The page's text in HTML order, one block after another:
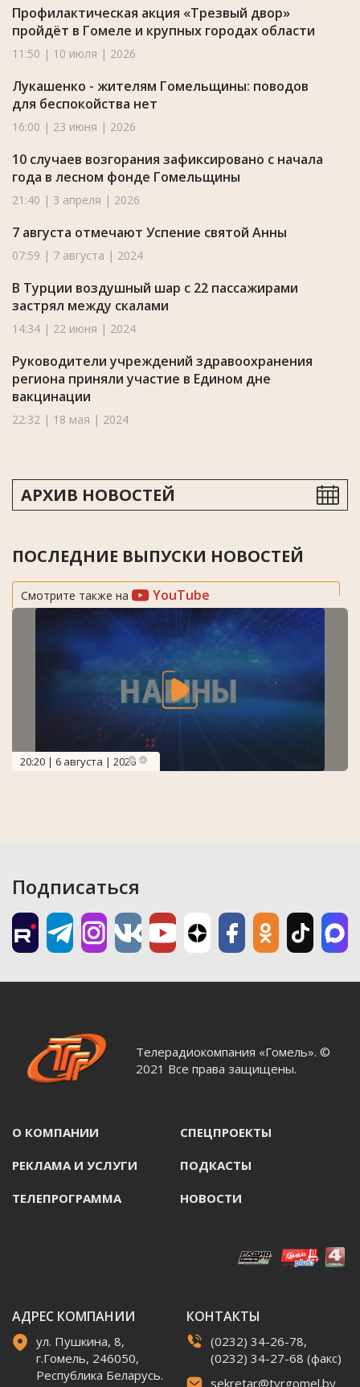
Профилактическая акция «Трезвый двор»
пройдёт в Гомеле и крупных городах области
11:50 | 10 июля | 2026
Лукашенко - жителям Гомельщины: поводов
для беспокойства нет
16:00 | 23 июня | 2026
10 случаев возгорания зафиксировано с начала
года в лесном фонде Гомельщины
21:40 | 3 апреля | 2026
7 августа отмечают Успение святой Анны
07:59 | 7 августа | 2024
В Турции воздушный шар с 22 пассажирами
застрял между скалами
14:34 | 22 июня | 2024
Руководители учреждений здравоохранения
региона приняли участие в Едином дне
вакцинации
22:32 | 18 мая | 2024
АРХИВ НОВОСТЕЙ
ПОСЛЕДНИЕ ВЫПУСКИ НОВОСТЕЙ
Смотрите также на YouTube
20:20 | 6 августа | 2026
Подписаться
Телерадиокомпания «Гомель». ©
2021 Все права защищены.
О КОМПАНИИ СПЕЦПРОЕКТЫ
РЕКЛАМА И УСЛУГИ ПОДКАСТЫ
ТЕЛЕПРОГРАММА НОВОСТИ
АДРЕС КОМПАНИИ
ул. Пушкина, 8,
г.Гомель, 246050,
Республика Беларусь.
КОНТАКТЫ
(0232) 34-26-78,
(0232) 34-27-68 (факс)
sekretar@tvrgomel.by